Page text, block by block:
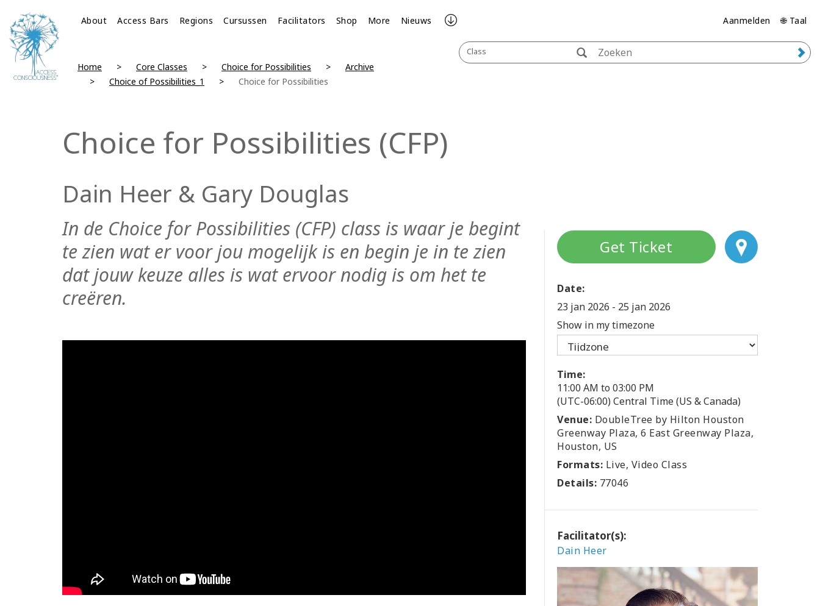
About Access Bars Regions Cursussen Facilitators Shop More Nieuws Aanmelden 🌐 Taal
Class
Home Core Classes Choice for Possibilities
Archive
Choice of Possibilities_1
Choice for Possibilities
Choice for Possibilities (CFP)
Dain Heer & Gary Douglas
In de Choice for Possibilities (CFP) class is waar je begint
te zien wat er voor jou mogelijk is en begin je in te zien
dat jouw keuze alles is wat ervoor nodig is om het te
creëren.
Get Ticket
Date:
23 jan 2026 - 25 jan 2026
Show in my timezone
Time:
11:00 AM to 03:00 PM
(UTC-06:00) Central Time (US & Canada)
Venue: DoubleTree by Hilton Houston
Greenway Plaza, 6 East Greenway Plaza,
Houston, US
Formats: Live, Video Class
Details: 77046
Facilitator(s):
Dain Heer